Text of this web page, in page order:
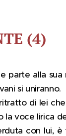
(4)
parte alla sua
si uniranno.
di lei
la voce lirica
con lui, è